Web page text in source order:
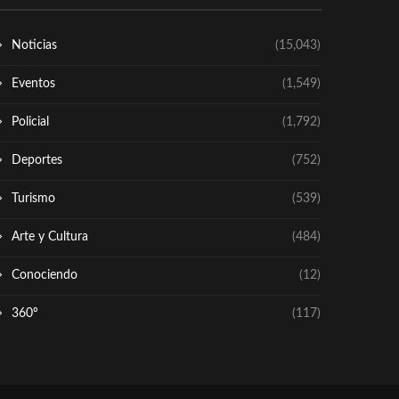
Noticias (15,043)
Eventos (1,549)
Policial (1,792)
Deportes (752)
Turismo (539)
Arte y Cultura (484)
Conociendo (12)
360º (117)